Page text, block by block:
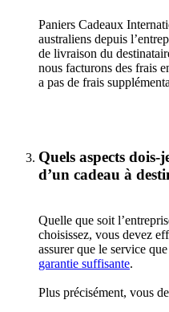
Paniers Cadeaux
australiens depuis
de livraison du
nous facturons des frais
a pas de frais
Quels aspects
d’un cadeau à
Quelle que soit
choisissez, vous devez
assurer que le service
garantie suffisante.
Plus précisément, vous